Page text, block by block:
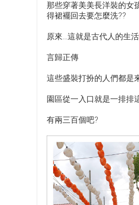
那些穿著美美長洋裝的女
得裙襬回去要怎麼洗??
原來…這就是古代人的生
言歸正傳
這些盛裝打扮的人們都是
園區從一入口就是一排排
有兩三百個吧?